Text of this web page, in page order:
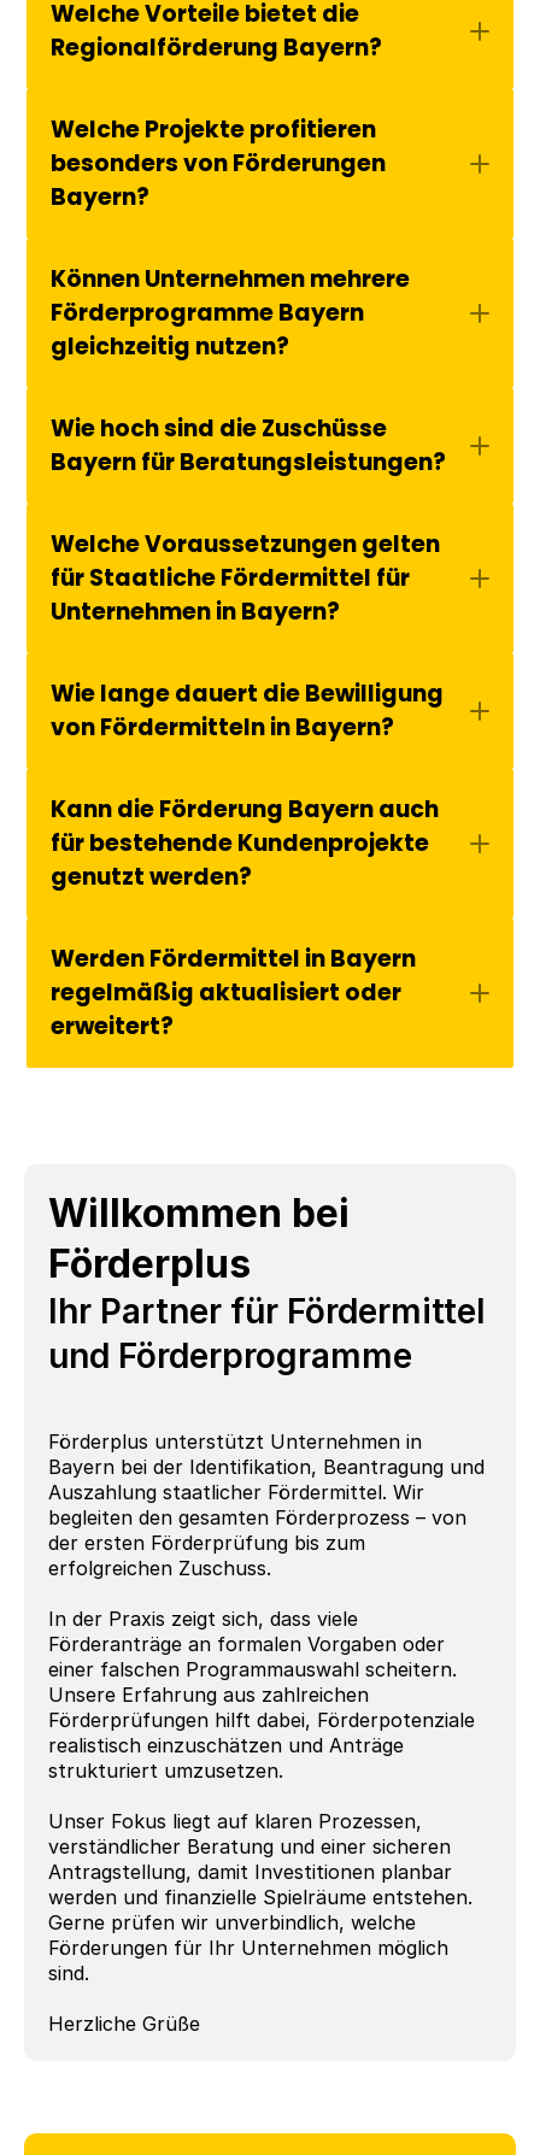
Welche Vorteile bietet die
Regionalförderung Bayern?
Welche Projekte profitieren
besonders von Förderungen
Bayern?
Können Unternehmen mehrere
Förderprogramme Bayern
gleichzeitig nutzen?
Wie hoch sind die Zuschüsse
Bayern für Beratungsleistungen?
Welche Voraussetzungen gelten
für Staatliche Fördermittel für
Unternehmen in Bayern?
Wie lange dauert die Bewilligung
von Fördermitteln in Bayern?
Kann die Förderung Bayern auch
für bestehende Kundenprojekte
genutzt werden?
Werden Fördermittel in Bayern
regelmäßig aktualisiert oder
erweitert?
Willkommen bei
Förderplus
Ihr Partner für Fördermittel
und Förderprogramme
Förderplus unterstützt Unternehmen in
Bayern bei der Identifikation, Beantragung und
Auszahlung staatlicher Fördermittel. Wir
begleiten den gesamten Förderprozess – von
der ersten Förderprüfung bis zum
erfolgreichen Zuschuss.
In der Praxis zeigt sich, dass viele
Förderanträge an formalen Vorgaben oder
einer falschen Programmauswahl scheitern.
Unsere Erfahrung aus zahlreichen
Förderprüfungen hilft dabei, Förderpotenziale
realistisch einzuschätzen und Anträge
strukturiert umzusetzen.
Unser Fokus liegt auf klaren Prozessen,
verständlicher Beratung und einer sicheren
Antragstellung, damit Investitionen planbar
werden und finanzielle Spielräume entstehen.
Gerne prüfen wir unverbindlich, welche
Förderungen für Ihr Unternehmen möglich
sind.
Herzliche Grüße